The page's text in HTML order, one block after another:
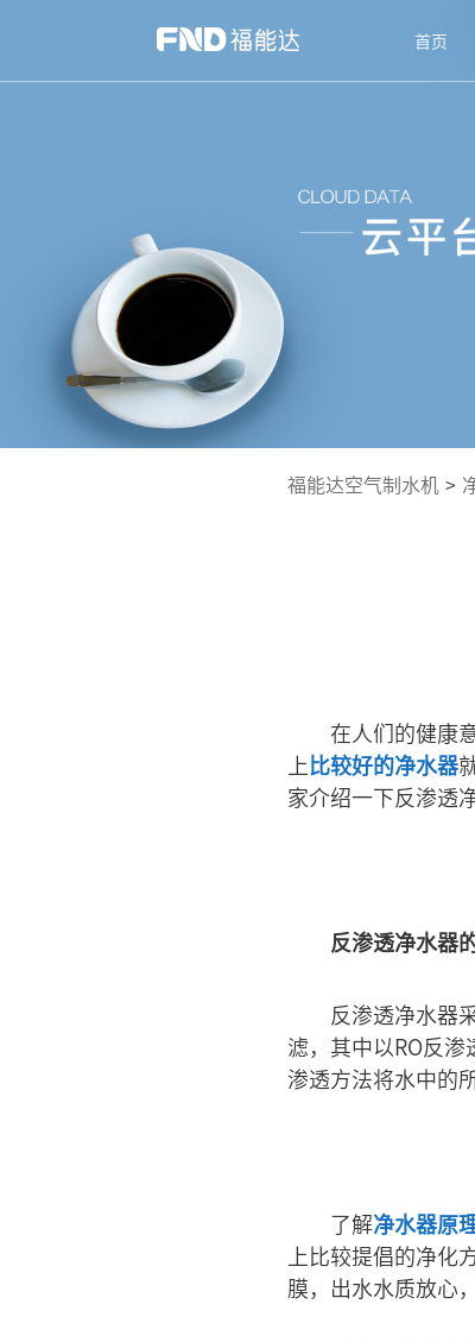
首页
福能达空气制水机 >
在人们的健康
上比较好的净水器
家介绍一下反渗透
反渗透净水器
反渗透净水器
滤，其中以RO反
渗透方法将水中的
了解净水器原
上比较提倡的净化
膜，出水水质放心